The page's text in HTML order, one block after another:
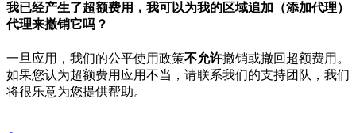
我已经产生了超额费用，我可以为我的区域追加（添加代理）
代理来撤销它吗？
一旦应用，我们的公平使用政策不允许撤销或撤回超额费用。
如果您认为超额费用应用不当，请联系我们的支持团队，我们
将很乐意为您提供帮助。